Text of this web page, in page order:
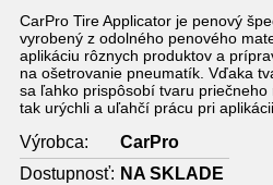
CarPro Tire Applicator je penový
vyrobený z odolného penového
aplikáciu rôznych produktov a
na ošetrovanie pneumatík. Vďaka
sa ľahko prispôsobí tvaru
tak urýchli a uľahčí prácu pri
Výrobca:
CarPro
Dostupnosť: NA SKLADE